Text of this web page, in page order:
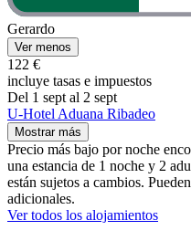
Gerardo
Ver menos
122 €
incluye tasas e impuestos
Del 1 sept al 2 sept
U-Hotel Aduana Ribadeo
Mostrar más
Precio más bajo por noche
una estancia de 1 noche y 2
están sujetos a cambios.
adicionales.
Ver todos los alojamientos